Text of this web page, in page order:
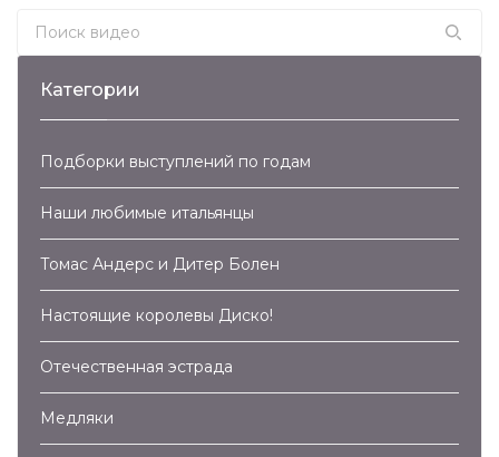
Search for:
Категории
Подборки выступлений по годам
Наши любимые итальянцы
Томас Андерс и Дитер Болен
Настоящие королевы Диско!
Отечественная эстрада
Медляки